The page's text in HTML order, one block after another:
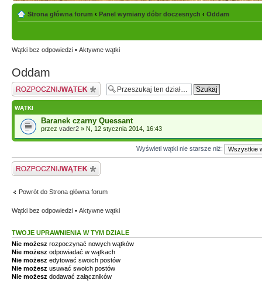
Strona główna forum ‹ Panel wymiany dóbr doczesnych ‹ Oddam
Wątki bez odpowiedzi • Aktywne wątki
Oddam
Napisz wątek
WĄTKI
Baranek czarny Quessant
przez vader2 » N, 12 stycznia 2014, 16:43
Wyświetl wątki nie starsze niż:
Napisz wątek
Powrót do Strona główna forum
Wątki bez odpowiedzi • Aktywne wątki
TWOJE UPRAWNIENIA W TYM DZIALE
Nie możesz rozpoczynać nowych wątków
Nie możesz odpowiadać w wątkach
Nie możesz edytować swoich postów
Nie możesz usuwać swoich postów
Nie możesz dodawać załączników